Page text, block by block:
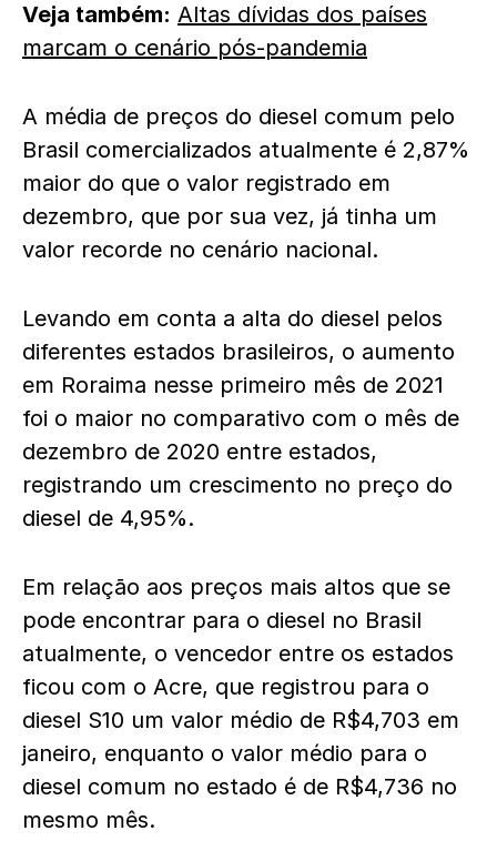
Veja também: Altas dívidas dos países
marcam o cenário pós-pandemia
A média de preços do diesel comum pelo
Brasil comercializados atualmente é 2,87%
maior do que o valor registrado em
dezembro, que por sua vez, já tinha um
valor recorde no cenário nacional.
Levando em conta a alta do diesel pelos
diferentes estados brasileiros, o aumento
em Roraima nesse primeiro mês de 2021
foi o maior no comparativo com o mês de
dezembro de 2020 entre estados,
registrando um crescimento no preço do
diesel de 4,95%.
Em relação aos preços mais altos que se
pode encontrar para o diesel no Brasil
atualmente, o vencedor entre os estados
ficou com o Acre, que registrou para o
diesel S10 um valor médio de R$4,703 em
janeiro, enquanto o valor médio para o
diesel comum no estado é de R$4,736 no
mesmo mês.